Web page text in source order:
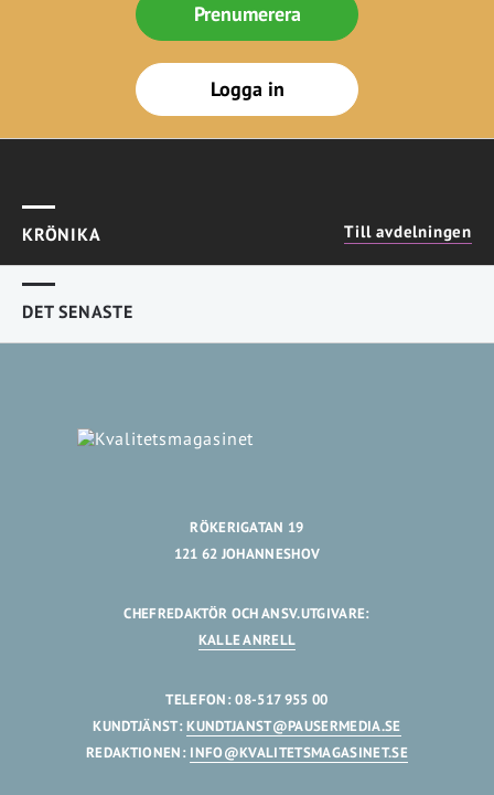
Prenumerera
Logga in
KRÖNIKA Till avdelningen
DET SENASTE
RÖKERIGATAN 19
121 62 JOHANNESHOV
CHEFREDAKTÖR OCH ANSV.UTGIVARE:
KALLE ANRELL
TELEFON: 08-517 955 00
KUNDTJÄNST:KUNDTJANST@PAUSERMEDIA.SE
REDAKTIONEN: INFO@KVALITETSMAGASINET.SE